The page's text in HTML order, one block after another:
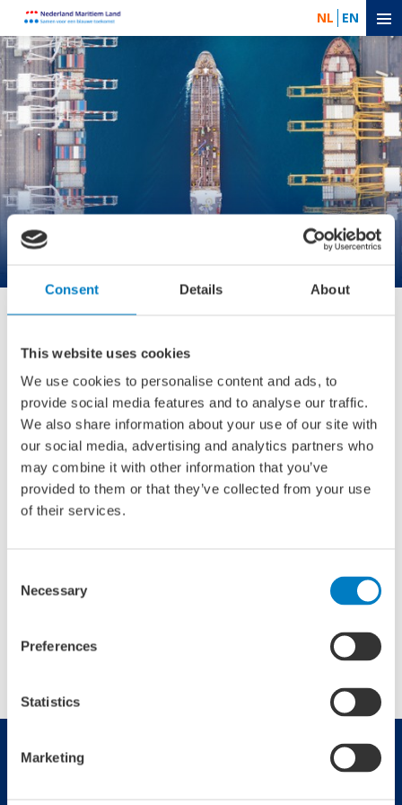
Consent Details About
This website uses cookies
We use cookies to personalise content and ads, to
provide social media features and to analyse our traffic.
We also share information about your use of our site with
our social media, advertising and analytics partners who
may combine it with other information that you’ve
provided to them or that they’ve collected from your use
of their services.
Selection
Necessary
Preferences
Statistics
Marketing
NL EN
kredietwaardigheidsproblemen, waardoor banken en
investeerders terughoudend zijn in het verstrekken van
financiering, wat de groei, innovatie en internationalisering
belemmert. Om deze uitdagingen aan te pakken, is het
noodzakelijk om de toegang tot financiering voor
maritieme bedrijven te verbeteren en fiscale regelgeving te
bevorderen die investeringen stimuleert. Dit omvat het
onderhouden van een dialoog met de financiële sector, het
implementeren, kunnen we een stimulerende omgeving
Handige links